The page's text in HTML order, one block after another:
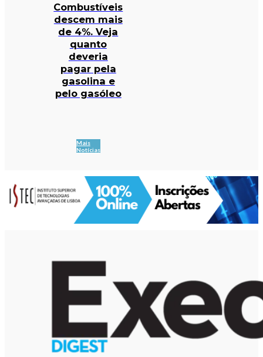
Combustíveis
descem mais
de 4%. Veja
quanto
deveria
pagar pela
gasolina e
pelo gasóleo
Mais
Notícias